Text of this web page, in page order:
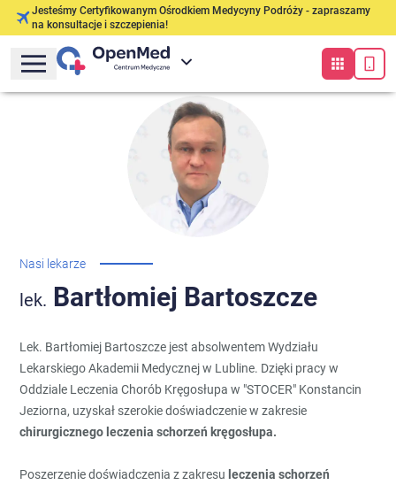
Jesteśmy Certyfikowanym Ośrodkiem Medycyny Podróży - zapraszamy
na konsultacje i szczepienia!
Nasi lekarze
lek. Bartłomiej Bartoszcze
Lek. Bartłomiej Bartoszcze jest absolwentem Wydziału
Lekarskiego Akademii Medycznej w Lubline. Dzięki pracy w
Oddziale Leczenia Chorób Kręgosłupa w "STOCER" Konstancin
Jeziorna, uzyskał szerokie doświadczenie w zakresie
chirurgicznego leczenia schorzeń kręgosłupa.
Poszerzenie doświadczenia z zakresu leczenia schorzeń